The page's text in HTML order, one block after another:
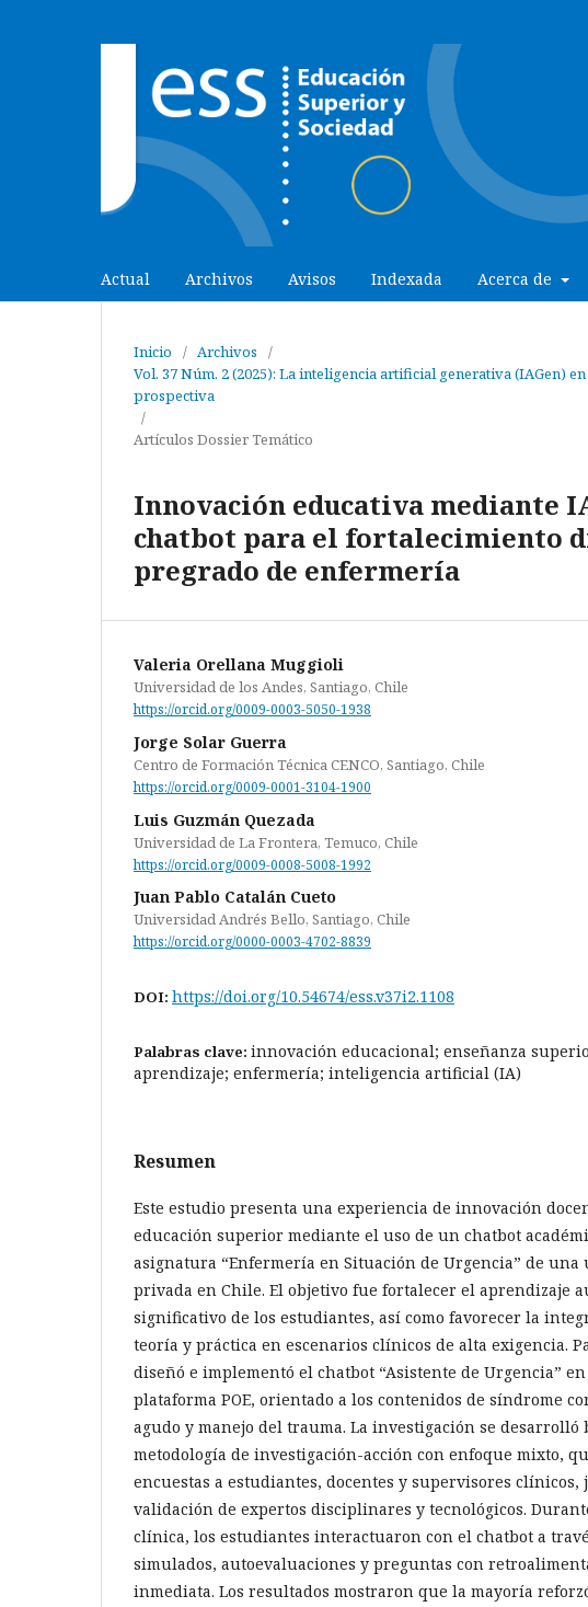
Actual Archivos Avisos Indexada Acerca de
Inicio / Archivos
/
Vol. 37 Núm. 2 (2025): La inteligencia artificial generativa (IAGen)
prospectiva
/
Artículos Dossier Temático
Innovación educativa mediante
chatbot para el fortalecimiento
pregrado de enfermería
Valeria Orellana Muggioli
Universidad de los Andes, Santiago, Chile
https://orcid.org/0009-0003-5050-1938
Jorge Solar Guerra
Centro de Formación Técnica CENCO, Santiago, Chile
https://orcid.org/0009-0001-3104-1900
Luis Guzmán Quezada
Universidad de La Frontera, Temuco, Chile
https://orcid.org/0009-0008-5008-1992
Juan Pablo Catalán Cueto
Universidad Andrés Bello, Santiago, Chile
https://orcid.org/0000-0003-4702-8839
DOI: https://doi.org/10.54674/ess.v37i2.1108
Palabras clave: innovación educacional; enseñanza
aprendizaje; enfermería; inteligencia artificial (IA)
Resumen
Este estudio presenta una experiencia de innovación
educación superior mediante el uso de un chatbot
asignatura “Enfermería en Situación de Urgencia” de
privada en Chile. El objetivo fue fortalecer el aprendizaje
significativo de los estudiantes, así como favorecer la
teoría y práctica en escenarios clínicos de alta exigencia.
diseñó e implementó el chatbot “Asistente de Urgencia”
plataforma POE, orientado a los contenidos de síndrome
agudo y manejo del trauma. La investigación se desarrolló
metodología de investigación-acción con enfoque mixto,
encuestas a estudiantes, docentes y supervisores clínicos,
validación de expertos disciplinares y tecnológicos.
clínica, los estudiantes interactuaron con el chatbot a
simulados, autoevaluaciones y preguntas con
inmediata. Los resultados mostraron que la mayoría